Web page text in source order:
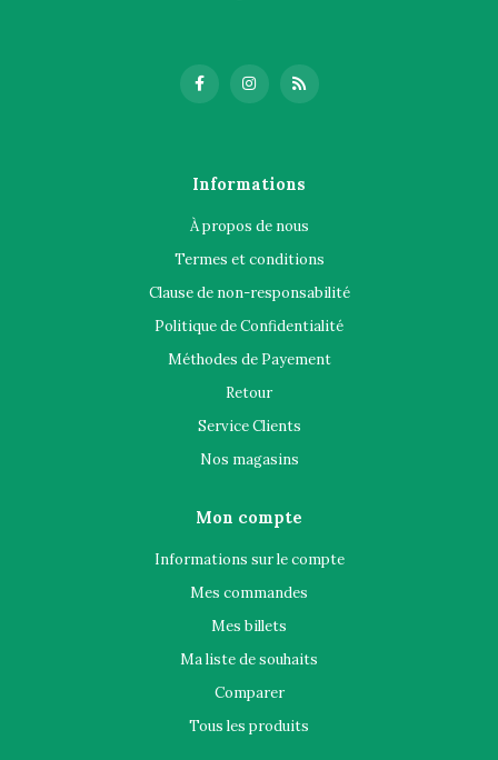
Informations
À propos de nous
Termes et conditions
Clause de non-responsabilité
Politique de Confidentialité
Méthodes de Payement
Retour
Service Clients
Nos magasins
Mon compte
Informations sur le compte
Mes commandes
Mes billets
Ma liste de souhaits
Comparer
Tous les produits